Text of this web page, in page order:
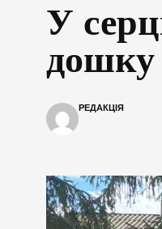
У
дошку
РЕДАКЦІЯ